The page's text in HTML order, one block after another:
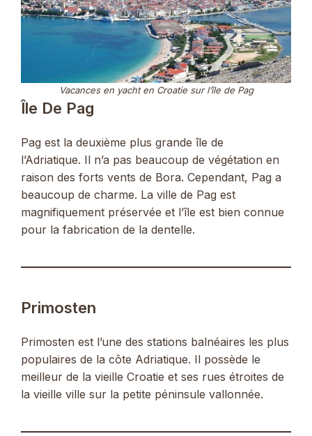
Vacances en yacht en Croatie sur l’île de Pag
Île De Pag
Pag est la deuxième plus grande île de
l’Adriatique. Il n’a pas beaucoup de végétation en
raison des forts vents de Bora. Cependant, Pag a
beaucoup de charme. La ville de Pag est
magnifiquement préservée et l’île est bien connue
pour la fabrication de la dentelle.
Primosten
Primosten est l’une des stations balnéaires les plus
populaires de la côte Adriatique. Il possède le
meilleur de la vieille Croatie et ses rues étroites de
la vieille ville sur la petite péninsule vallonnée.